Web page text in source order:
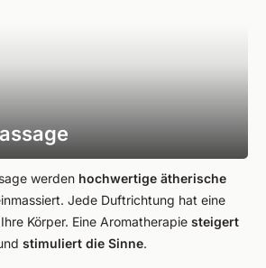
werden hochwertige ätherische
Jede Duftrichtung hat eine
Körper. Eine Aromatherapie steigert
stimuliert die Sinne.